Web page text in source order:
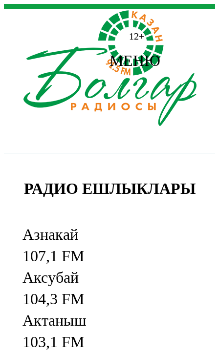
12+
МЕНЮ
РАДИО ЕШЛЫКЛАРЫ
Азнакай
107,1 FM
Аксубай
104,3 FM
Актаныш
103,1 FM